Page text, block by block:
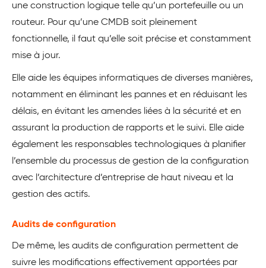
une construction logique telle qu’un portefeuille ou un
routeur. Pour qu’une CMDB soit pleinement
fonctionnelle, il faut qu’elle soit précise et constamment
mise à jour.
Elle aide les équipes informatiques de diverses manières,
notamment en éliminant les pannes et en réduisant les
délais, en évitant les amendes liées à la sécurité et en
assurant la production de rapports et le suivi. Elle aide
également les responsables technologiques à planifier
l’ensemble du processus de gestion de la configuration
avec l’architecture d’entreprise de haut niveau et la
gestion des actifs.
Audits de configuration
De même, les audits de configuration permettent de
suivre les modifications effectivement apportées par